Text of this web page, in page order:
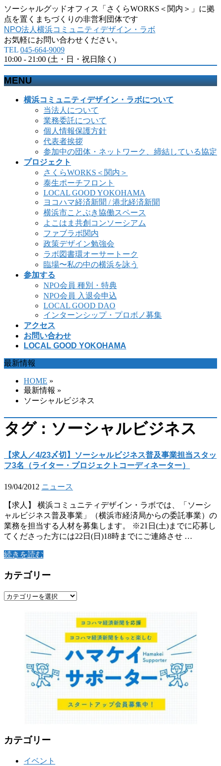
ソーシャルグッドオフィス「さくらWORKS＜関内＞」に拠
点を置くまちづくりの非営利団体です
NPO法人横浜コミュニティデザイン・ラボ
お気軽にお問い合わせください。
TEL 045-664-9009
10:00 - 21:00 (土・日・祝日除く)
MENU
横浜コミュニティデザイン・ラボについて
当法人について
業務委託について
個人情報保護方針
代表者挨拶
参加中の団体・ネットワーク、締結している協定
プロジェクト
さくらWORKS＜関内＞
泰生ポーチフロント
LOCAL GOOD YOKOHAMA
ヨコハマ経済新聞 / 港北経済新聞
横浜市ことぶき協働スペース
よこはま共創コンソーシアム
ファブラボ関内
政策デザイン勉強会
ラボ図書環オーサートーク
臨場〜私の中の横浜を詠う
参加する
NPO会員 種別・特典
NPO会員 入退会申込
LOCAL GOOD DAO
インターンシップ・プロボノ募集
アクセス
お問い合わせ
LOCAL GOOD YOKOHAMA
最新情報
HOME »
最新情報 »
ソーシャルビジネス
タグ : ソーシャルビジネス
【求人／4/23〆切】ソーシャルビジネス普及事業担当スタッ
フ3名（ライター・プロジェクトコーディネーター）
19/04/2012 ニュース
【求人】 横浜コミュニティデザイン・ラボでは、「ソーシ
ャルビジネス普及事業」（横浜市経済局からの委託事業）の
業務を担当する人材を募集します。 ※21日(土)までに応募し
てくださった方には22日(日)18時までにご連絡させ …
続きを読む
カテゴリー
カ
カテゴリー
イベント